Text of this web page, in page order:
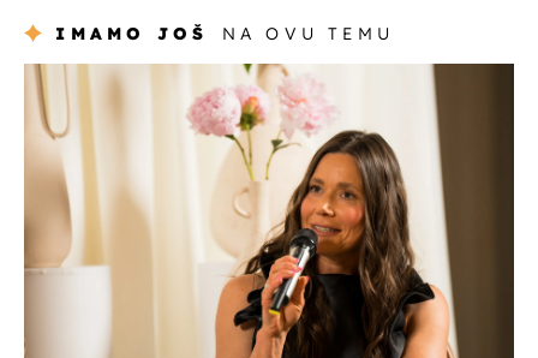
IMAMO JOŠ NA OVU TEMU
moda & ljepota